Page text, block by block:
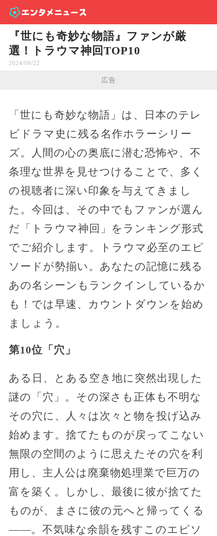
『世にも奇妙な物語』ファンが厳
選！トラウマ神回TOP10
2024/09/22
広告
「世にも奇妙な物語」は、日本のテレ
ビドラマ史に残る名作ホラーシリー
ズ。人間の心の奥底に潜む恐怖や、不
条理な世界を見せつけることで、多く
の視聴者に深い印象を与えてきまし
た。今回は、その中でもファンが選ん
だ「トラウマ神回」をランキング形式
でご紹介します。トラウマ必至のエピ
ソードが勢揃い。あなたの記憶に残る
あの名シーンもランクインしているか
も！では早速、カウントダウンを始め
ましょう。
第10位「穴」
ある日、とある空き地に突然出現した
謎の「穴」。その深さも正体も不明な
その穴に、人々は次々と物を投げ込み
始めます。捨てたものが戻ってこない
無限の空間のように思えたその穴を利
用し、主人公は廃棄物処理業で巨万の
富を築く。しかし、最後に彼が捨てた
ものが、まさに彼の元へと帰ってくる
――。不気味な余韻を残すこのエピソ